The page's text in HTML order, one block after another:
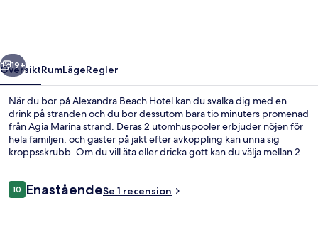
Nästa
19+
ÖversiktRumLägeRegler
När du bor på Alexandra Beach Hotel kan du svalka dig med en
drink på stranden och du bor dessutom bara tio minuters promenad
från Agia Marina strand. Deras 2 utomhuspooler erbjuder nöjen för
hela familjen, och gäster på jakt efter avkoppling kan unna sig
kroppsskrubb. Om du vill äta eller dricka gott kan du välja mellan 2
Recensioner
1010 av 10,
EnaståendeSe 1 recension